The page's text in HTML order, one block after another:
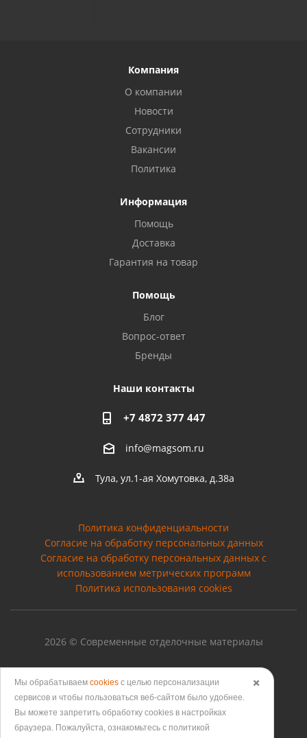
Компания
О компании
Новости
Сотрудники
Вакансии
Политика
Информация
Помощь
Доставка
Гарантия на товар
Помощь
Блог
Вопрос-ответ
Бренды
Наши контакты
+7 4872 377 447
info@magsom.ru
Тула, ул.1-ая Хомутовка, д.38а
Политика конфиденциальности
Согласие на обработку персональных данных
Cогласие на обработку персональных данных с
использованием метрических программ
Политика использования cookies
2026 © Современные отделочные материалы
Версия для печати
✖️
Мы обрабатываем cookies с целью персонализации
сервисов и чтобы пользоваться веб-сайтом было удобнее.
Вы можете запретить обработку сookies в настройках
браузера. Пожалуйста, ознакомьтесь с политикой